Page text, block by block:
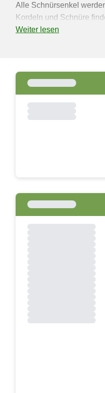
Alle Schnürsenkel
Kordeln und Schnüre
Weiter lesen